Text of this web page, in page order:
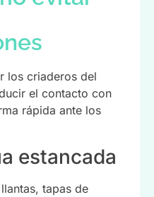
los criaderos del
el contacto con
rápida ante los
estancada
tapas de